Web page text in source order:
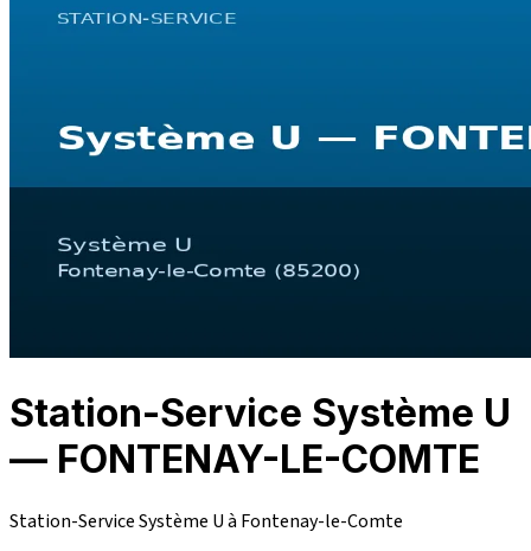
Station-Service Système U
— FONTENAY-LE-COMTE
Station-Service Système U à Fontenay-le-Comte